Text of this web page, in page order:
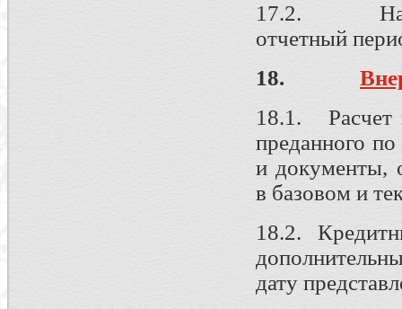
17.2.
отчетный
18.
18.1. Расчет
преданного
и документы,
в базовом и
18.2.
дату